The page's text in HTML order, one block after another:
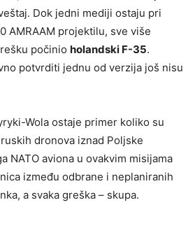
Dok jedni mediji ostaju pri
AMRAAM projektilu, sve više
počinio holandski F-35.
potvrditi jednu od verzija još nisu
Wola ostaje primer koliko su
dronova iznad Poljske
NATO aviona u ovakvim misijama
između odbrane i neplaniranih
a svaka greška – skupa.